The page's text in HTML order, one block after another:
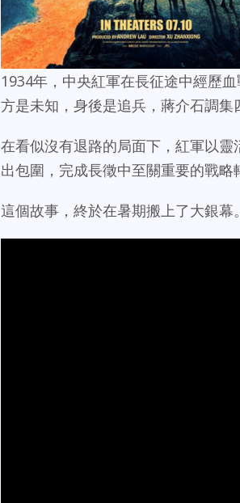
1934年，中央紅軍在長征途中經歷
方是未知，身後是追兵，蔣介石調集
在看似沒有退路的局面下，紅軍以
出包圍，完成長徵中至關重要的戰略
這個故事，終於在暑期搬上了大銀